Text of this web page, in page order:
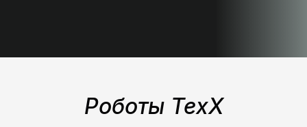
Роботы TexX